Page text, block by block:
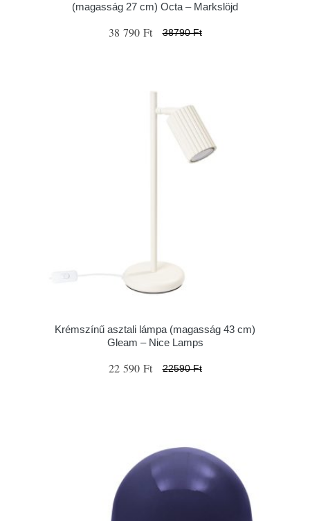
(magasság 27 cm) Octa – Markslöjd
38 790 Ft 38790 Ft
Krémszínű asztali lámpa (magasság 43 cm)
Gleam – Nice Lamps
22 590 Ft 22590 Ft